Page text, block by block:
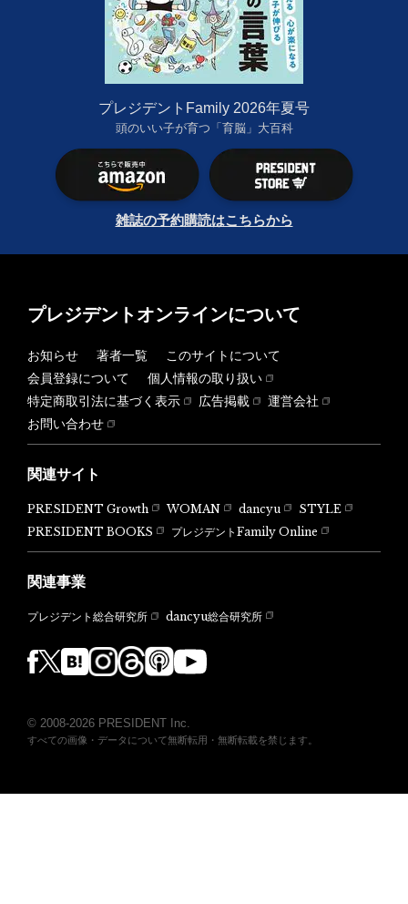
プレジデントFamily 2026年夏号
頭のいい子が育つ「育脳」大百科
雑誌の予約購読はこちらから
プレジデントオンラインについて
お知らせ 著者一覧
このサイトについて
会員登録について
個人情報の取り扱い
特定商取引法に基づく表示
広告掲載
運営会社
お問い合わせ
関連サイト
PRESIDENT Growth WOMAN dancyu
STYLE
PRESIDENT BOOKS
プレジデントFamily Online
関連事業
プレジデント総合研究所 dancyu総合研究所
© 2008-2026 PRESIDENT Inc.
すべての画像・データについて無断転用・無断転載を禁じます。